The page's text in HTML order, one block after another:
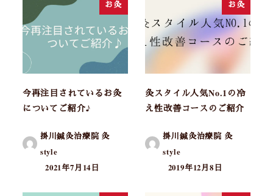
お灸
今再注目されているお灸
についてご紹介♪
掛川鍼灸治療院 灸
style
2021年7月14日
お灸
灸スタイル人気No.1の冷
え性改善コースのご紹介
掛川鍼灸治療院 灸
style
2019年12月8日